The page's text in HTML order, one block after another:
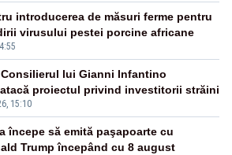
introducerea de măsuri ferme pentru
virusului pestei porcine africane
15:10
lui Gianni Infantino
proiectul privind investitorii străini
începe să emită paşapoarte cu
Trump începând cu 8 august